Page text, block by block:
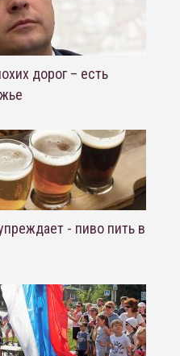
дорог – есть
- пиво пить в